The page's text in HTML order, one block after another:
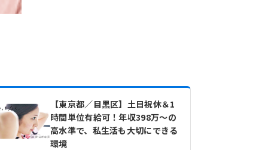
【東京都／目黒区】土日祝休＆1
時間単位有給可！年収398万～の
高水準で、私生活も大切にできる
環境